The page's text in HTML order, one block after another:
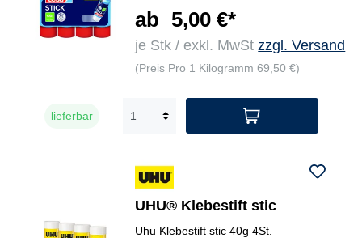
ab 5,00 €*
je Stk / exkl. MwStzzgl. Versand
(Preis Pro 1 Kilogramm 69,50 €)
lieferbar
UHU® Klebestift stic
Uhu Klebestift stic 40g 4St.